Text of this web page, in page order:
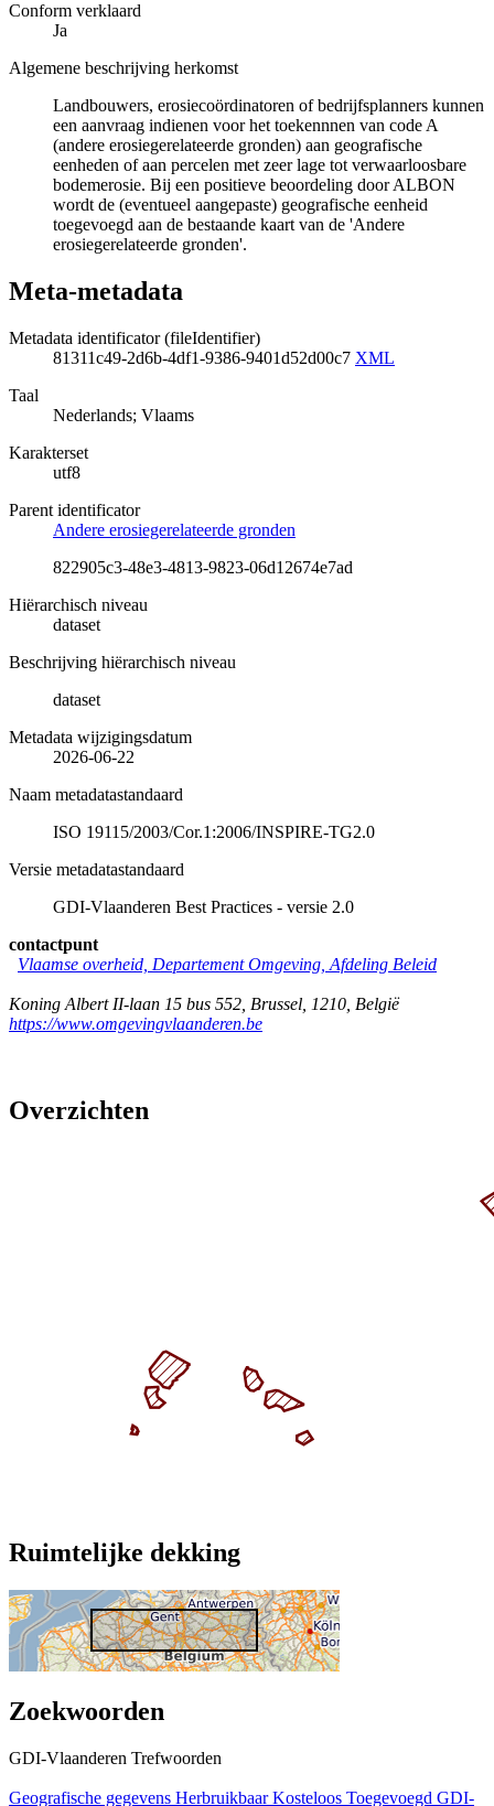
Conform verklaard
Ja
Algemene beschrijving herkomst
Landbouwers, erosiecoördinatoren of bedrijfsplanners kunnen
een aanvraag indienen voor het toekennnen van code A
(andere erosiegerelateerde gronden) aan geografische
eenheden of aan percelen met zeer lage tot verwaarloosbare
bodemerosie. Bij een positieve beoordeling door ALBON
wordt de (eventueel aangepaste) geografische eenheid
toegevoegd aan de bestaande kaart van de 'Andere
erosiegerelateerde gronden'.
Meta-metadata
Metadata identificator (fileIdentifier)
81311c49-2d6b-4df1-9386-9401d52d00c7 XML
Taal
Nederlands; Vlaams
Karakterset
utf8
Parent identificator
Andere erosiegerelateerde gronden
822905c3-48e3-4813-9823-06d12674e7ad
Hiërarchisch niveau
dataset
Beschrijving hiërarchisch niveau
dataset
Metadata wijzigingsdatum
2026-06-22
Naam metadatastandaard
ISO 19115/2003/Cor.1:2006/INSPIRE-TG2.0
Versie metadatastandaard
GDI-Vlaanderen Best Practices - versie 2.0
contactpunt
Vlaamse overheid, Departement Omgeving, Afdeling Beleid
Koning Albert II-laan 15 bus 552 Brussel 1210 België
https://www.omgevingvlaanderen.be
Overzichten
Ruimtelijke dekking
Zoekwoorden
GDI-Vlaanderen Trefwoorden
Geografische gegevens Herbruikbaar Kosteloos Toegevoegd GDI-